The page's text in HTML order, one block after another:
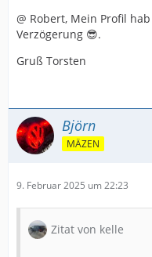
@ Robert, Mein Profil
Verzögerung 😎.
Gruß Torsten
Björn
MÄZEN
9. Februar 2025 um 22:23
Zitat von kelle